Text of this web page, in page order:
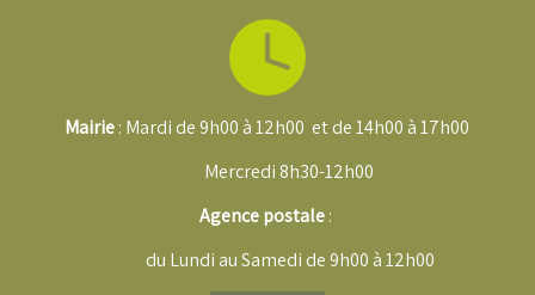
Mairie: Mardi de 9h00 à 12h00 et de 14h00 à 17h00
Mercredi 8h30-12h00
Agence postale:
du Lundi au Samedi de9h00 à 12h00